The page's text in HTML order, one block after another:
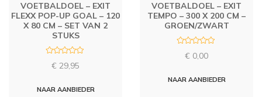
VOETBALDOEL – EXIT
FLEXX POP-UP GOAL – 120
X 80 CM – SET VAN 2
STUKS
d
€ 29,95
NAAR AANBIEDER
VOETBALDOEL – EXIT
TEMPO – 300 X 200 CM –
GROEN/ZWART
d
€ 0,00
NAAR AANBIEDER